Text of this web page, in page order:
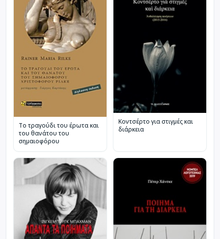
Το τραγούδι του έρωτα και
του θανάτου του
σημαιοφόρου
Κοντσέρτο για στιγμές και
διάρκεια